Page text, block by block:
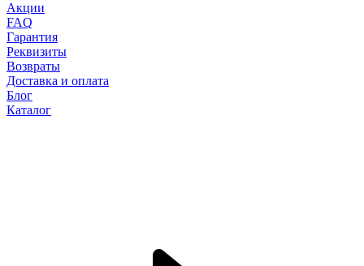
Акции
FAQ
Гарантия
Реквизиты
Возвраты
Доставка и оплата
Блог
Каталог